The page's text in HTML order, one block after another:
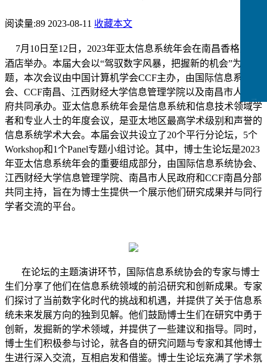
阅读量:89 2023-08-11 收藏本文
7月 10 日至12 日， 2023年亚太信息系统年会在南昌香格里拉
酒店举办。本届大会以“驾驭数字风暴，把握新的机会”为主
题，本次会议由中国计算机学会CCF主办，由国际信息系统协
会、 CCF南昌、江西财经大学信息管理学院以及南昌市人民政
府共同 承办。亚太信息系统年会是信息系统和信息技术领域学
者和专业人士的年度会议，是亚太地区最高学术级别和声誉的
信息系统学术大会。本届会议共设立了20个平行分论坛， 5个
Workshop和1个Panel专题小组讨论。其中，博士生论坛是2023
年亚太信息系统年会的重要组成部分，由国际信息系统协会、
江西财经大学信息管理学院、南昌市人民政府和CCF南昌分部
共同主持，旨在为博士生提供一个展示他们研究成果并与同行
学者交流的平台。
在论坛的主题演讲环节，国际信息系统协会的专家与博士
生们分享了他们在信息系统领域的前沿研究和创新成果。专家
们探讨了当前数字化时代的挑战和机遇，并提供了关于信息系
统未来发展方向的独到见解。他们鼓励博士生们在研究中勇于
创新，发掘新的学术领域，并提供了一些建议和指导。同时，
博士生们积极参与讨论，就各自的研究问题与专家和其他博士
生进行深入交流，互相启发和借鉴。博士生论坛充满了学术氛